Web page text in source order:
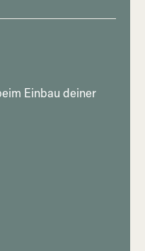
Einbau deiner